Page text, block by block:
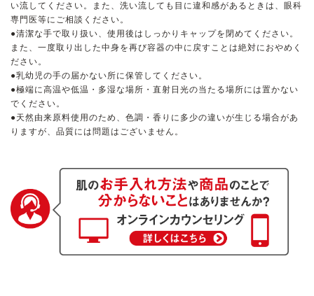
い流してください。また、洗い流しても目に違和感があるときは、眼科
専門医等にご相談ください。
●清潔な手で取り扱い、使用後はしっかりキャップを閉めてください。
また、一度取り出した中身を再び容器の中に戻すことは絶対におやめく
ださい。
●乳幼児の手の届かない所に保管してください。
●極端に高温や低温・多湿な場所・直射日光の当たる場所には置かない
でください。
●天然由来原料使用のため、色調・香りに多少の違いが生じる場合があ
りますが、品質には問題はございません。